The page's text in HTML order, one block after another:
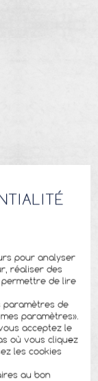
pour analyser
réaliser des
permettre de lire
paramètres de
paramètres».
acceptez le
où vous cliquez
les cookies
au bon